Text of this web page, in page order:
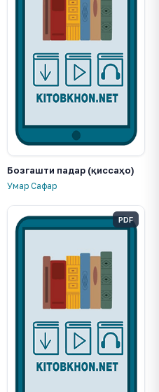
Бозгашти падар (қиссаҳо)
Умар Сафар
PDF